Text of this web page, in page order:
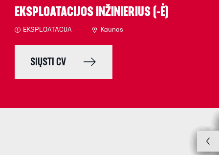
EKSPLOATACIJOS INŽINIERIUS (-Ė)
EKSPLOATACIJA Kaunas
SIŲSTI CV